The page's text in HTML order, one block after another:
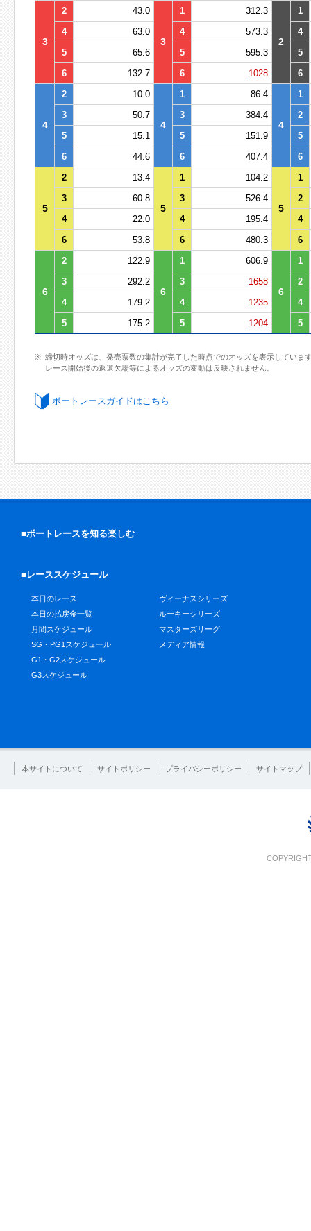
3
2 43.0
3
1 312.3
2
1
4
63.0 4 573.3
4
5
65.6 5 595.3
5
6
132.7 6 1028 6
4
2 10.0
4
1 86.4
4
1
3
50.7 3 384.4
2
5
15.1 5 151.9
5
6
44.6 6 407.4 6
5
2 13.4
5
1 104.2
5
1
3
60.8 3 526.4
2
4
22.0 4 195.4
4
6
53.8 6 480.3 6
6
2 122.9
6
1 606.9
6
1
3
292.2 3 1658
2
4
179.2 4 1235
4
5
175.2 5 1204 5
締切時オッズは、発売票数の集計が完了した時点でのオッズを表示していま
レース開始後の返還欠場等によるオッズの変動は反映されません。
ボートレースガイドはこちら
■ボートレースを知る楽しむ
■レーススケジュール
本日のレース
本日の払戻金一覧
月間スケジュール
SG・PG1スケジュール
G1・G2スケジュール
G3スケジュール
ヴィーナスシリーズ
ルーキーシリーズ
マスターズリーグ
メディア情報
本サイトについて サイトポリシー プライバシーポリシー サイトマップ